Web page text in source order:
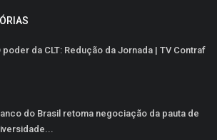
poder da CLT: Redução da Jornada | TV Contraf
do Brasil retoma negociação da pauta de